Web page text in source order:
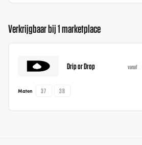
Verkrijgbaar bij 1 marketplace
Drip or Drop vanaf
Maten 37 38